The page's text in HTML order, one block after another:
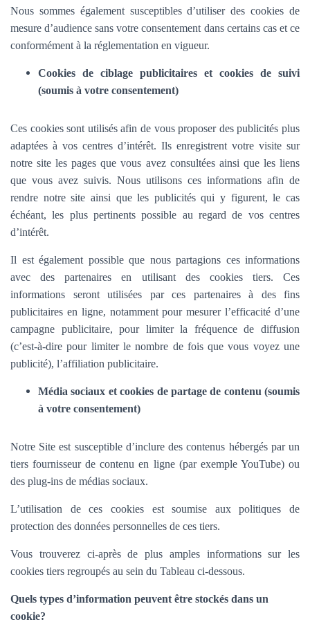
Nous sommes également susceptibles d’utiliser des cookies de
mesure d’audience sans votre consentement dans certains cas et ce
conformément à la réglementation en vigueur.
Cookies de ciblage publicitaires et cookies de suivi
(soumis à votre consentement)
Ces cookies sont utilisés afin de vous proposer des publicités plus
adaptées à vos centres d’intérêt. Ils enregistrent votre visite sur
notre site les pages que vous avez consultées ainsi que les liens
que vous avez suivis. Nous utilisons ces informations afin de
rendre notre site ainsi que les publicités qui y figurent, le cas
échéant, les plus pertinents possible au regard de vos centres
d’intérêt.
Il est également possible que nous partagions ces informations
avec des partenaires en utilisant des cookies tiers. Ces
informations seront utilisées par ces partenaires à des fins
publicitaires en ligne, notamment pour mesurer l’efficacité d’une
campagne publicitaire, pour limiter la fréquence de diffusion
(c’est-à-dire pour limiter le nombre de fois que vous voyez une
publicité), l’affiliation publicitaire.
Média sociaux et cookies de partage de contenu (soumis
à votre consentement)
Notre Site est susceptible d’inclure des contenus hébergés par un
tiers fournisseur de contenu en ligne (par exemple YouTube) ou
des plug-ins de médias sociaux.
L’utilisation de ces cookies est soumise aux politiques de
protection des données personnelles de ces tiers.
Vous trouverez ci-après de plus amples informations sur les
cookies tiers regroupés au sein du Tableau ci-dessous.
Quels types d’information peuvent être stockés dans un
cookie?